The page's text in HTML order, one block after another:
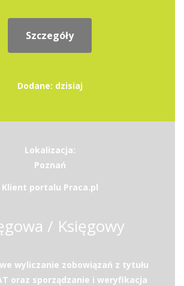
Szczegóły
Dodane: dzisiaj
Lokalizacja:
Poznań
Klient portalu Praca.pl
/ Księgowy
wyliczanie zobowiązań z tytułu
oraz sporządzanie i weryfikacja